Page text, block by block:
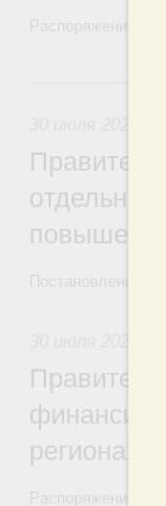
Распоряжение
Постановления
регионах